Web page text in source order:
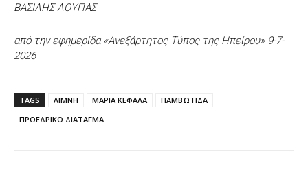
ΒΑΣΙΛΗΣ ΛΟΥΠΑΣ
από την εφημερίδα «Ανεξάρτητος Τύπος της Ηπείρου» 9-7-
2026
TAGS ΛΙΜΝΗ ΜΑΡΙΑ ΚΕΦΑΛΑ
ΠΑΜΒΩΤΙΔΑ
ΠΡΟΕΔΡΙΚΟ ΔΙΑΤΑΓΜΑ